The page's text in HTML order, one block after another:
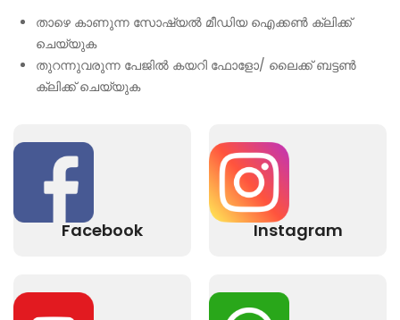
താഴെ കാണുന്ന സോഷ്യൽ മീഡിയ ഐക്കൺ ക്ലിക്ക്
ചെയ്യുക
തുറന്നുവരുന്ന പേജിൽ കയറി ഫോളോ/ ലൈക്ക് ബട്ടൺ
ക്ലിക്ക് ചെയ്യുക
Facebook Instagram